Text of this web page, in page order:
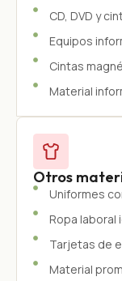
CD, DVD y
Equipos
Cintas
Material
Otros
Uniformes
Ropa
Tarjetas de
Material